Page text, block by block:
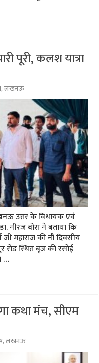
पूरी, कलश यात्रा
,लखनऊ
उत्तर के विधायक एवं
नीरज बोरा ने बताया कि
जी महाराज की नौ दिवसीय
रोड स्थित बृज की रसोई
…
कथा मंच, सीएम
,लखनऊ